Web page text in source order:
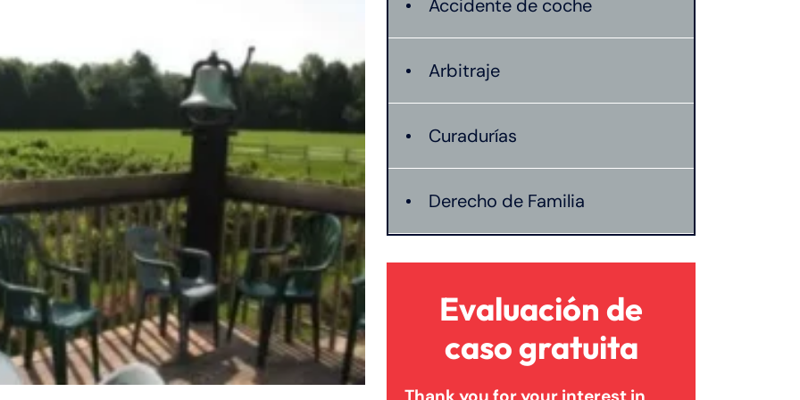
Accidente de coche
Arbitraje
Curadurías
Derecho de Familia
Lesión catastrófica
Lesión por quemadura
Evaluación de
caso gratuita